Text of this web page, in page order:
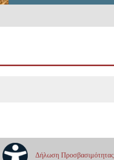
Δήλωση Προσβασιμότητας